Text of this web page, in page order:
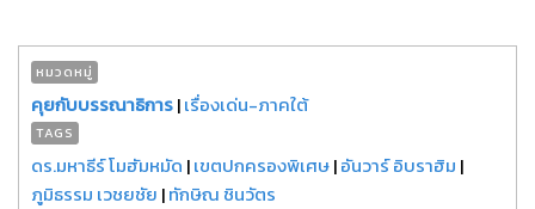
หมวดหมู่
คุยกับบรรณาธิการ|เรื่องเด่น-ภาคใต้
TAGS
ดร.มหาธีร์ โมฮัมหมัด |เขตปกครองพิเศษ|อันวาร์ อิบราฮิม |
ภูมิธรรม เวชยชัย |ทักษิณ ชินวัตร